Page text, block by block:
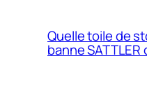
Quelle toile de
banne SATTLER